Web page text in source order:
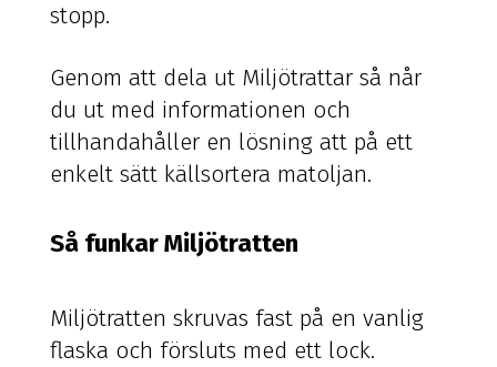
stopp.
Genom att dela ut Miljötrattar så når
du ut med informationen och
tillhandahåller en lösning att på ett
enkelt sätt källsortera matoljan.
Så funkar Miljötratten
Miljötratten skruvas fast på en vanlig
flaska och försluts med ett lock.